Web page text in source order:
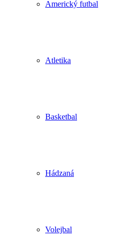
Americký futbal
Atletika
Basketbal
Hádzaná
Volejbal